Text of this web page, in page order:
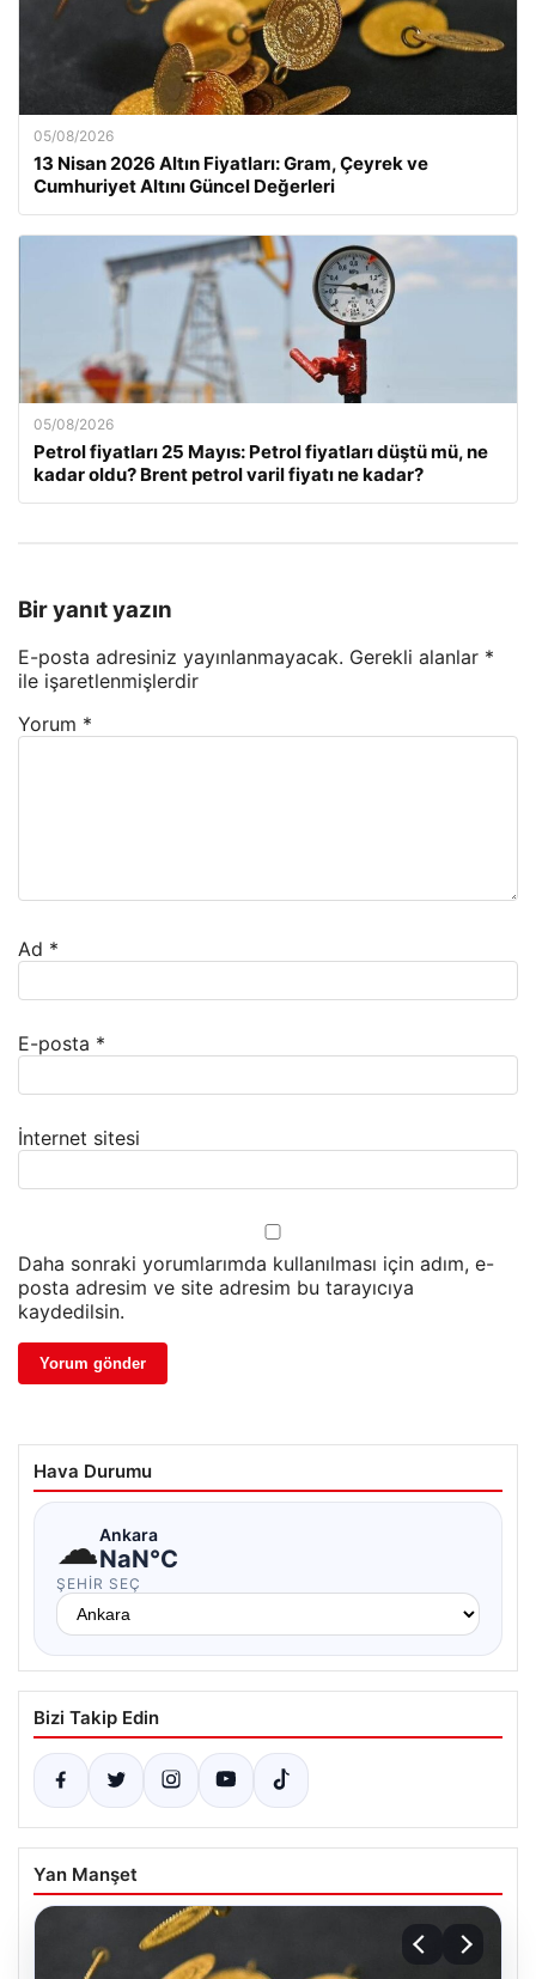
05/08/2026
13 Nisan 2026 Altın Fiyatları: Gram, Çeyrek ve
Cumhuriyet Altını Güncel Değerleri
05/08/2026
Petrol fiyatları 25 Mayıs: Petrol fiyatları düştü mü, ne
kadar oldu? Brent petrol varil fiyatı ne kadar?
Bir yanıt yazın
E-posta adresiniz yayınlanmayacak. Gerekli alanlar *
ile işaretlenmişlerdir
Yorum *
Ad *
E-posta *
İnternet sitesi
Daha sonraki yorumlarımda kullanılması için adım, e-
posta adresim ve site adresim bu tarayıcıya
kaydedilsin.
Hava Durumu
☁Ankara
NaN°C
ŞEHIR SEÇ
Bizi Takip Edin
Yan Manşet